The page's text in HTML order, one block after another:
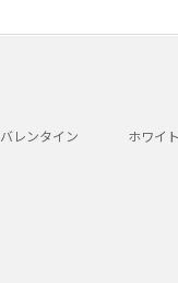
バレンタイン ホワイ